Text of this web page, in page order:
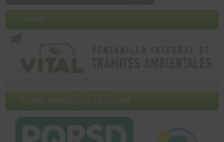
VITALE
PQRSD AMBIENTALE E RECLAMI